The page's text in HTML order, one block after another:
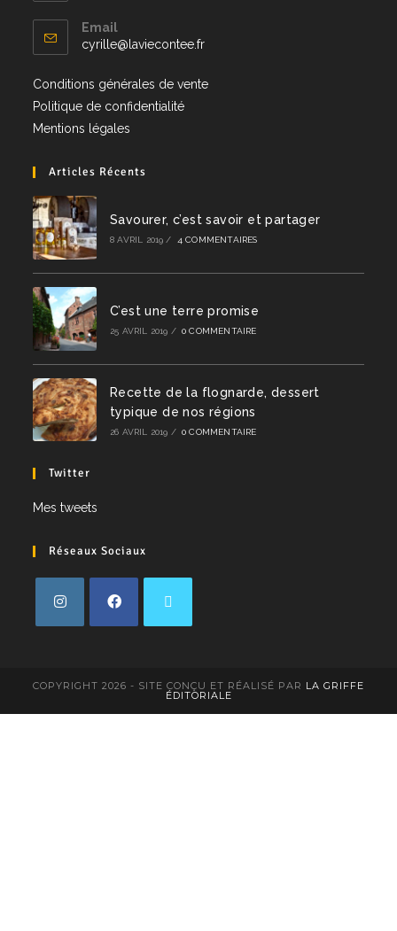
Email
cyrille@laviecontee.fr
Conditions générales de vente
Politique de confidentialité
Mentions légales
Articles Récents
Savourer, c’est savoir et partager
8 AVRIL 2019 / 4 COMMENTAIRES
C’est une terre promise
25 AVRIL 2019 / 0 COMMENTAIRE
Recette de la flognarde, dessert
typique de nos régions
26 AVRIL 2019 / 0 COMMENTAIRE
Twitter
Mes tweets
Réseaux Sociaux
COPYRIGHT 2026 - SITE CONÇU ET RÉALISÉ PAR LA GRIFFE
ÉDITORIALE